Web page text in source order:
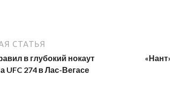
СТАТЬЯ
в глубокий нокаут
UFC 274 в Лас-Вегасе